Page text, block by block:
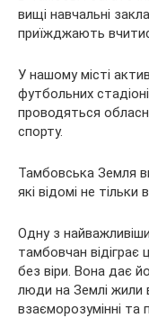
вищі навчальні
приїжджають
У нашому місті
футбольних
проводяться
спорту.
Тамбовська Земля
які відомі не тільки
Одну з
тамбовчан
без віри. Вона дає
люди на Землі жили
взаєморозумінні та